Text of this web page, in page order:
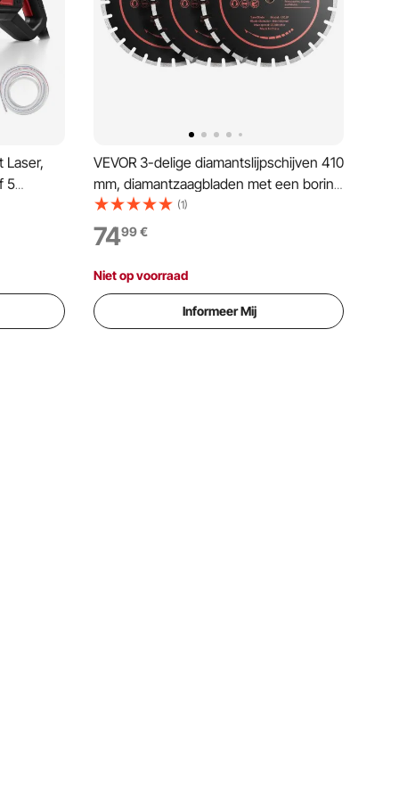
Laser,
5
40mm
VEVOR 3-delige diamantslijpschijven 410
mm, diamantzaagbladen met een boring
van 25,4 mm en een segmenthoogte
van 12,5 mm, max. 3600 tpm
diamantslijpschijven voor droog/nat
zagen, slijpschijf voor beton,
metselwerk en steen.
(1)
7499€
Niet op voorraad
Informeer Mij